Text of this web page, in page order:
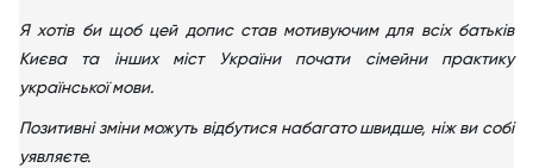
Я хотів би щоб цей допис став мотивуючим для всіх батьків
Києва та інших міст України почати сімейни практику
української мови.
Позитивні зміни можуть відбутися набагато швидше, ніж ви собі
уявляєте.